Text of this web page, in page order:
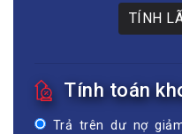
TÍNH
Tính toán
Trả trên dư nợ